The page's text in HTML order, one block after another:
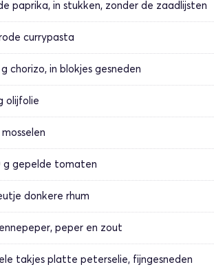
paprika, in stukken, zonder de zaadlijsten
currypasta
chorizo, in blokjes gesneden
olijfolie
mosselen
g gepelde tomaten
donkere rhum
peper en zout
takjes platte peterselie, fijngesneden